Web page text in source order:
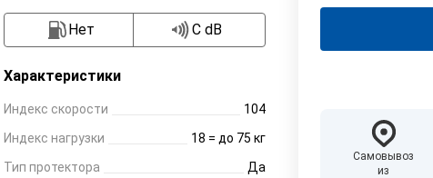
Нет C dB
Характеристики
Индекс скорости
104
Индекс нагрузки
18 = до 75 кг
Тип протектора
Да
Самовывоз
из